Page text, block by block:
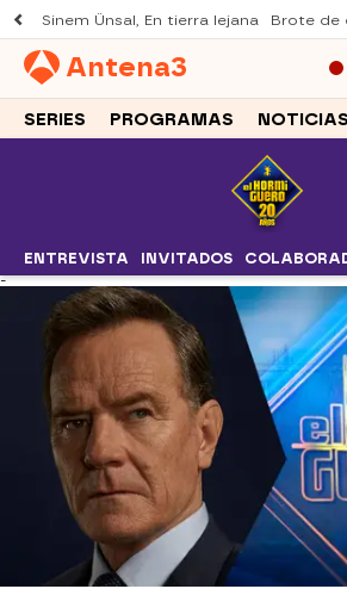
Sinem Ünsal, En tierra lejana Brote de
Antena3
SERIES PROGRAMAS NOTICIAS
ENTREVISTA INVITADOS
-